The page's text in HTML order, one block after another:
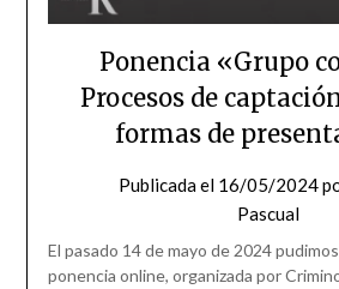
Ponencia «Grupo
Procesos de
formas de
Publicada el 16/05/2024
Pascual
El pasado 14 de mayo de 2024
ponencia online, organizada por